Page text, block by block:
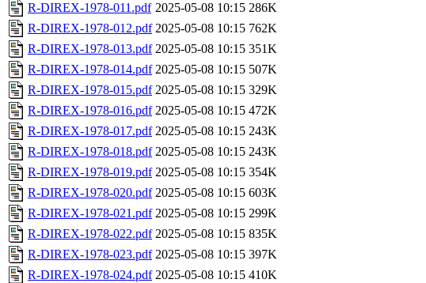
R-DIREX-1978-011.pdf 2025-05-08 10:15 286K
R-DIREX-1978-012.pdf 2025-05-08 10:15 762K
R-DIREX-1978-013.pdf 2025-05-08 10:15 351K
R-DIREX-1978-014.pdf 2025-05-08 10:15 507K
R-DIREX-1978-015.pdf 2025-05-08 10:15 329K
R-DIREX-1978-016.pdf 2025-05-08 10:15 472K
R-DIREX-1978-017.pdf 2025-05-08 10:15 243K
R-DIREX-1978-018.pdf 2025-05-08 10:15 243K
R-DIREX-1978-019.pdf 2025-05-08 10:15 354K
R-DIREX-1978-020.pdf 2025-05-08 10:15 603K
R-DIREX-1978-021.pdf 2025-05-08 10:15 299K
R-DIREX-1978-022.pdf 2025-05-08 10:15 835K
R-DIREX-1978-023.pdf 2025-05-08 10:15 397K
R-DIREX-1978-024.pdf 2025-05-08 10:15 410K